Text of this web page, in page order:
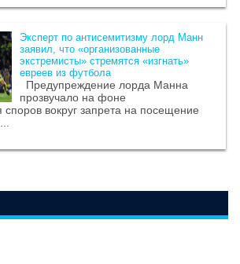
Эксперт по антисемитизму лорд Манн
заявил, что «организованные
экстремисты» стремятся «изгнать»
евреев из футбола
Предупреждение лорда Манна
прозвучало на фоне
вокруг запрета на посещение